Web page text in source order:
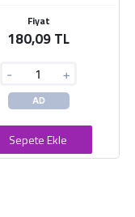
Fiyat
180,09 TL
- +
AD
Sepete Ekle